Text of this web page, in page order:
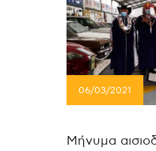
06/03/2021
Μήνυμα